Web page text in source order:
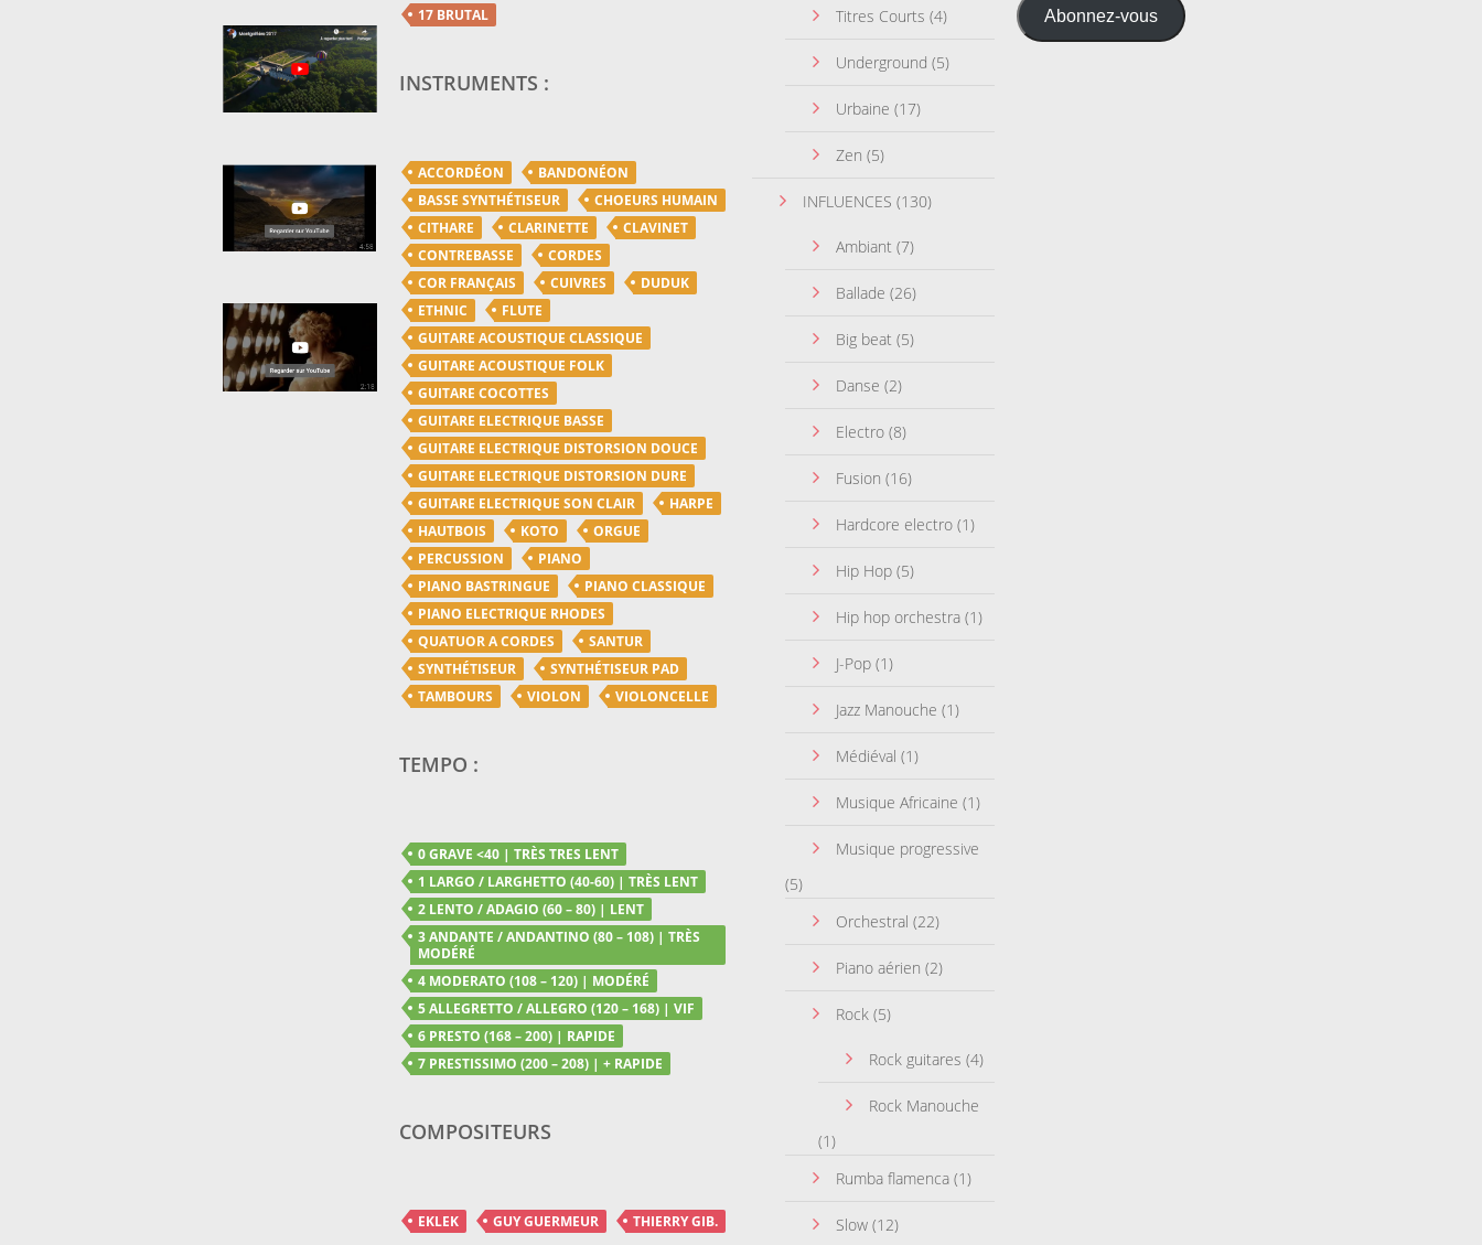
17 BRUTAL
INSTRUMENTS :
ACCORDÉON
BANDONÉON
BASSE SYNTHÉTISEUR
CHOEURS HUMAIN
CITHARE
CLARINETTE
CLAVINET
CONTREBASSE
CORDES
COR FRANÇAIS
CUIVRES
DUDUK
ETHNIC
FLUTE
GUITARE ACOUSTIQUE CLASSIQUE
GUITARE ACOUSTIQUE FOLK
GUITARE COCOTTES
GUITARE ELECTRIQUE BASSE
GUITARE ELECTRIQUE DISTORSION DOUCE
GUITARE ELECTRIQUE DISTORSION DURE
GUITARE ELECTRIQUE SON CLAIR
HARPE
HAUTBOIS
KOTO
ORGUE
PERCUSSION
PIANO
PIANO BASTRINGUE
PIANO CLASSIQUE
PIANO ELECTRIQUE RHODES
QUATUOR A CORDES
SANTUR
SYNTHÉTISEUR
SYNTHÉTISEUR PAD
TAMBOURS
VIOLON VIOLONCELLE
TEMPO :
0 GRAVE <40 | TRÈS TRES LENT
1 LARGO / LARGHETTO (40-60) | TRÈS LENT
2 LENTO / ADAGIO (60 – 80) | LENT
3 ANDANTE / ANDANTINO (80 – 108) | TRÈS
MODÉRÉ
4 MODERATO (108 – 120) | MODÉRÉ
5 ALLEGRETTO / ALLEGRO (120 – 168) | VIF
6 PRESTO (168 – 200) | RAPIDE
7 PRESTISSIMO (200 – 208) | + RAPIDE
COMPOSITEURS
EKLEK GUY GUERMEUR THIERRY GIB.
Titres Courts (4)
Underground (5)
Urbaine (17)
Zen (5)
INFLUENCES (130)
Ambiant (7)
Ballade (26)
Big beat (5)
Danse (2)
Electro (8)
Fusion (16)
Hardcore electro (1)
Hip Hop (5)
Hip hop orchestra (1)
J-Pop (1)
Jazz Manouche (1)
Médiéval (1)
Musique Africaine (1)
Musique progressive
(5)
Orchestral (22)
Piano aérien (2)
Rock (5)
Rock guitares (4)
Rock Manouche
(1)
Rumba flamenca (1)
Slow (12)
Abonnez-vous